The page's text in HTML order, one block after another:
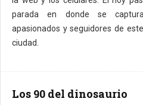
parada en donde se
apasionados y seguidores de
ciudad.
Los 90 del dinosaurio